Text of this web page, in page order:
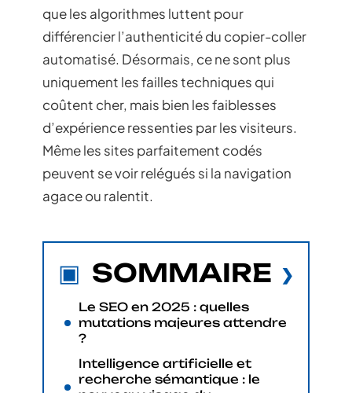
que les algorithmes luttent pour
différencier l’authenticité du copier-coller
automatisé. Désormais, ce ne sont plus
uniquement les failles techniques qui
coûtent cher, mais bien les faiblesses
d’expérience ressenties par les visiteurs.
Même les sites parfaitement codés
peuvent se voir relégués si la navigation
agace ou ralentit.
SOMMAIRE
Le SEO en 2025 : quelles
mutations majeures attendre
?
Intelligence artificielle et
recherche sémantique : le